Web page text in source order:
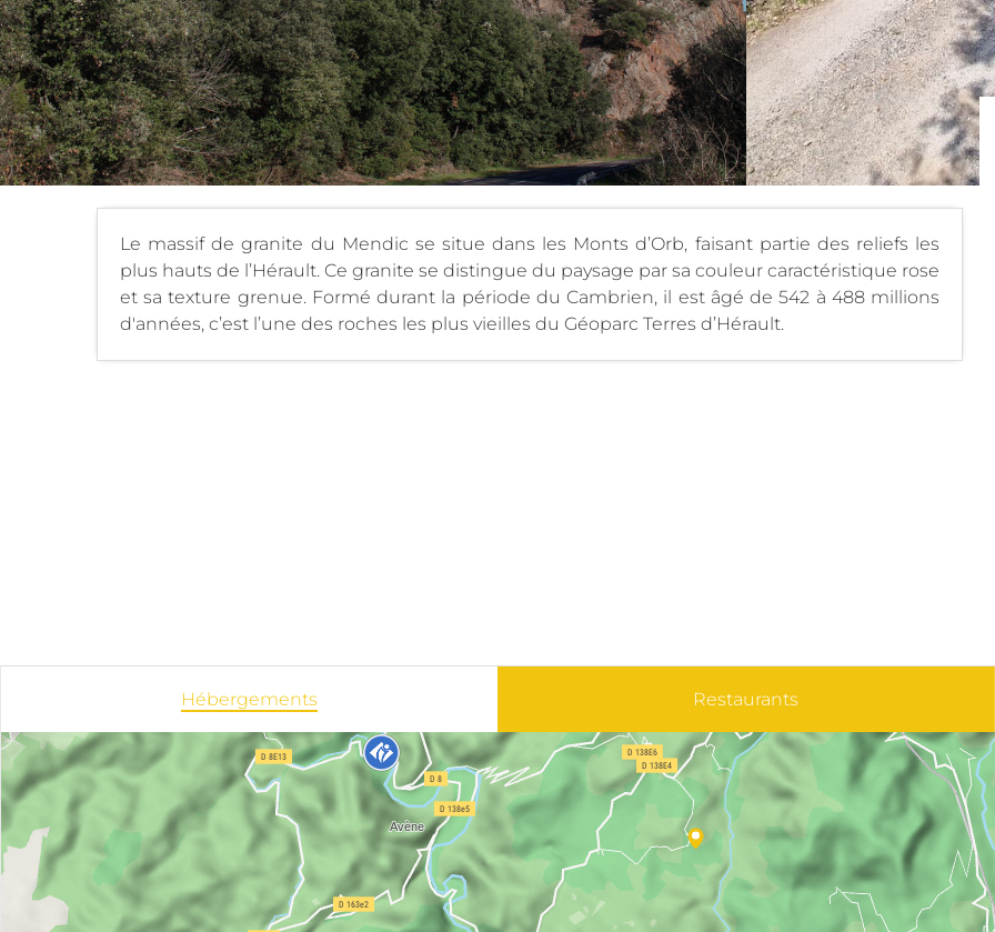
Le massif de granite du Mendic se situe dans les Monts d’Orb, faisant partie des reliefs les
plus hauts de l’Hérault. Ce granite se distingue du paysage par sa couleur caractéristique rose
et sa texture grenue. Formé durant la période du Cambrien, il est âgé de 542 à 488 millions
d'années, c’est l’une des roches les plus vieilles du Géoparc Terres d’Hérault.
Hébergements Restaurants